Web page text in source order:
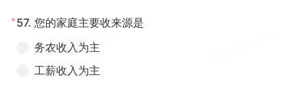
* 57. 您的家庭主要收来源是
务农收入为主
工薪收入为主